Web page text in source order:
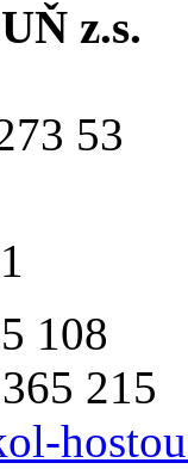
z.s.
53
108
215